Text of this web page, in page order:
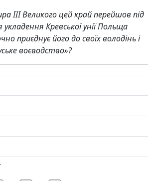
III Великого цей край перейшов під
Кревської унії Польща
приєднує його до своїх володінь і
воєводство»?